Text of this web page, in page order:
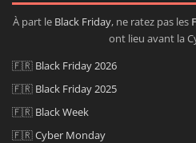
À part le Black Friday, ne ratez pas les
ont lieu avant la
🇫🇷 Black Friday 2026
🇫🇷 Black Friday 2025
🇫🇷 Black Week
🇫🇷Cyber Monday